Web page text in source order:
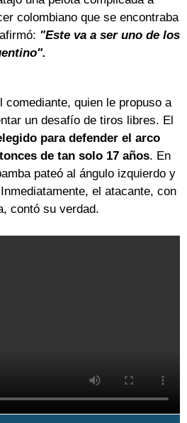
colombiano que se encontraba
"Este va a ser uno de los
comediante, quien le propuso a
un desafío de tiros libres. El
para defender el arco
de tan solo 17 años. En
pateó al ángulo izquierdo y
el atacante, con
contó su verdad.